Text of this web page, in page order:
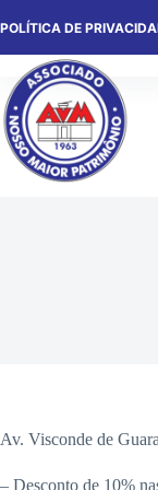
POLÍTICA DE
Av. Visconde de
– Desconto de 10%